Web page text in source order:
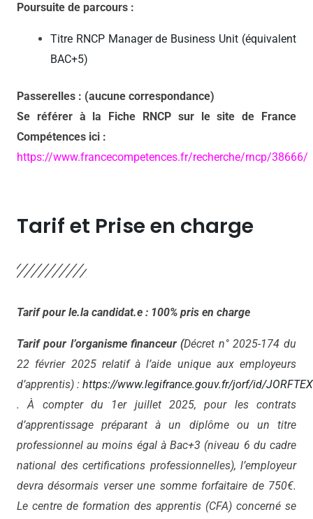
Poursuite de parcours :
Titre RNCP Manager de Business Unit (équivalent
BAC+5)
Passerelles : (aucune correspondance)
Se référer à la Fiche RNCP sur le site de France
Compétences ici :
https://www.francecompetences.fr/recherche/rncp/38666/
Tarif et Prise en charge
Tarif pour le.la candidat.e : 100% pris en charge
Tarif pour l’organisme financeur (Décret n° 2025-174 du
22 février 2025 relatif à l’aide unique aux employeurs
d’apprentis) : https://www.legifrance.gouv.fr/jorf/id/
. À compter du 1er juillet 2025, pour les contrats
d’apprentissage préparant à un diplôme ou un titre
professionnel au moins égal à Bac+3 (niveau 6 du cadre
national des certifications professionnelles), l’employeur
devra désormais verser une somme forfaitaire de 750€.
Le centre de formation des apprentis (CFA) concerné se